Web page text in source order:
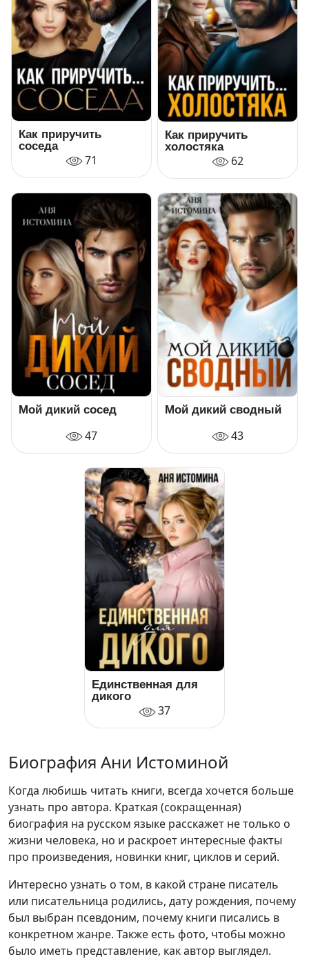
Как приручить
соседа
71
Как приручить
холостяка
62
Мой дикий сосед
47
Мой дикий сводный
43
Единственная для
дикого
37
Биография Ани Истоминой
Когда любишь читать книги, всегда хочется больше
узнать про автора. Краткая (сокращенная)
биография на русском языке расскажет не только о
жизни человека, но и раскроет интересные факты
про произведения, новинки книг, циклов и серий.
Интересно узнать о том, в какой стране писатель
или писательница родились, дату рождения, почему
был выбран псевдоним, почему книги писались в
конкретном жанре. Также есть фото, чтобы можно
было иметь представление, как автор выглядел.